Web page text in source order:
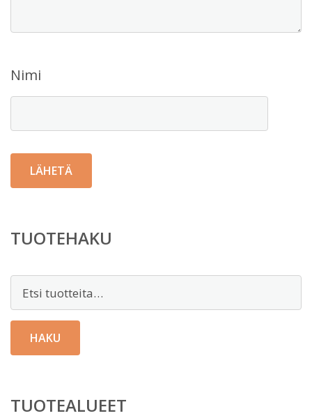
Nimi
TUOTEHAKU
HAKU
TUOTEALUEET